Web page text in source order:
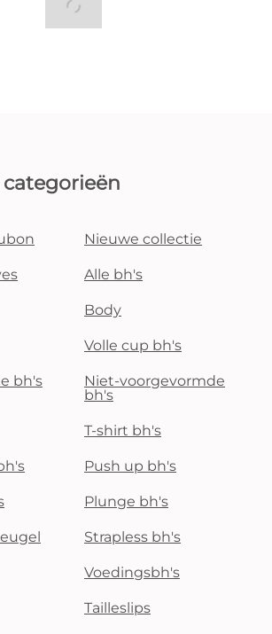
Nieuwe collectie
Alle bh's
Body
Volle cup bh's
bh's
Niet-voorgevormde
bh's
T-shirt bh's
Push up bh's
Plunge bh's
Strapless bh's
Voedingsbh's
Tailleslips